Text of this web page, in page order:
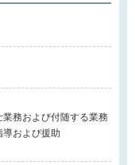
務および付随する業務
導および援助